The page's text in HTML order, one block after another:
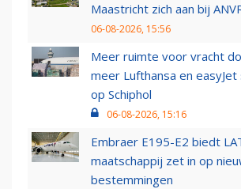
Maastricht zich aan bij
06-08-2026, 15:56
Meer ruimte voor vracht
meer Lufthansa en
op Schiphol
06-08-2026, 15:16
Embraer E195-E2 biedt
maatschappij zet in op
bestemmingen